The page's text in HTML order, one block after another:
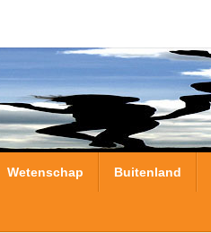
Wetenschap Buitenland